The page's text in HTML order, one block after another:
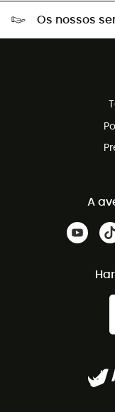
Devoluções gratuitas
Os nossos
A